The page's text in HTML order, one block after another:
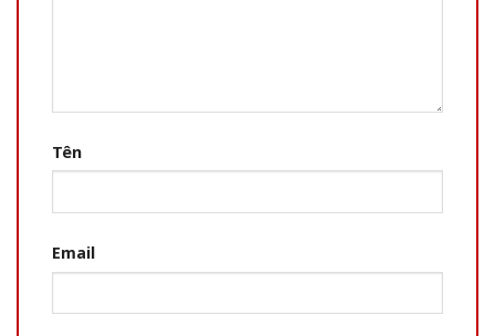
Tên
Email